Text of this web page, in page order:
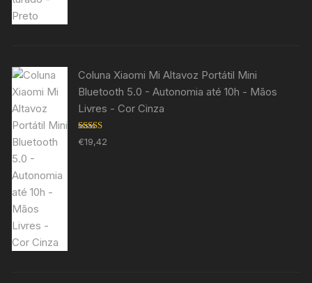
Coluna Xiaomi Mi Altavoz Portátil Mini
Bluetooth 5.0 - Autonomia até 10h - Mãos
Livres - Cor Cinza
Avaliação
5.00de 5
€19,42